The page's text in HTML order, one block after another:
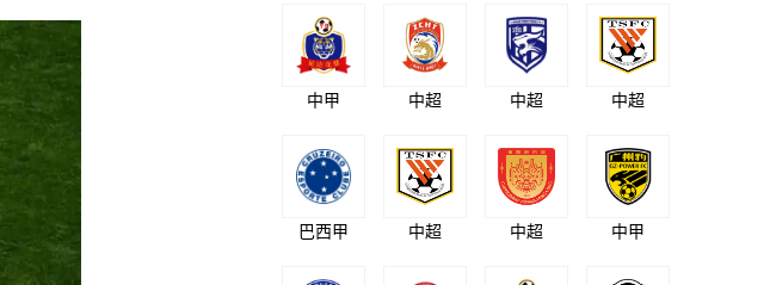
中甲 中超 中超 中超
巴西甲 中超 中超 中甲